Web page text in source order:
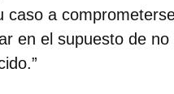
caso a
en el supuesto de